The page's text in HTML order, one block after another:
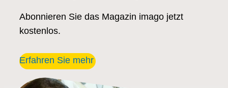
Abonnieren Sie das Magazin imago jetzt
kostenlos.
Erfahren Sie mehr